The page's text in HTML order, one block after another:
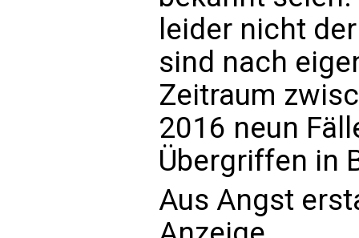
leider nicht
sind nach
Zeitraum
2016 neun
Übergriffen in
Aus Angst